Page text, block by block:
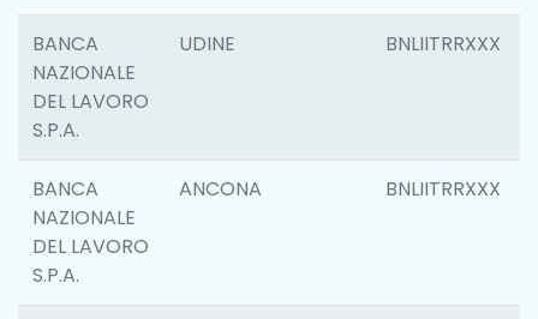
BANCA
NAZIONALE
DEL LAVORO
S.P.A.
UDINE BNLIITRRXXX
BANCA
NAZIONALE
DEL LAVORO
S.P.A.
ANCONA BNLIITRRXXX